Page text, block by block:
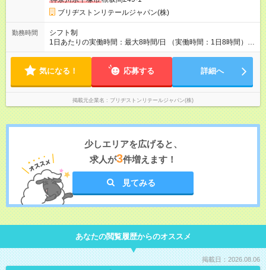
態、給与は本採用時と同じです。
ブリヂストンリテールジャパン(株)
勤務時間
シフト制
1日あたりの実働時間：最大8時間/日 （実働時間：1日8時間）
【シフト例】 ・9：45～18：45 ・10：15～19：15 ※時間帯は
は平均月15時間以内。プライベートも大切にできる働き方で
気になる！ 応募する 詳細へ
掲載元企業名 ブリヂストンリテールジャパン(株)
少しエリアを広げると、
求人が3件増えます！
見てみる
あなたの閲覧履歴からのオススメ
掲載日：2026.08.06